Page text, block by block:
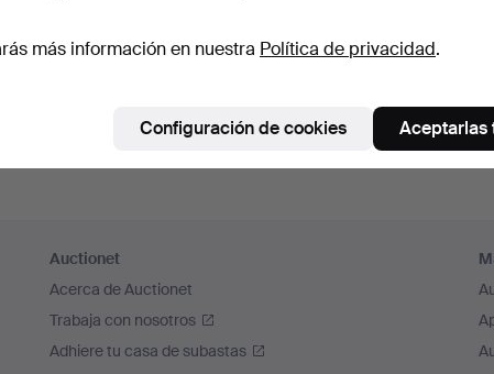
Auctionet
Acerca de Auctionet
Trabaja con nosotros
Adhiere tu casa de subastas
más información en nuestra Política de privacidad.
Configuración de cookies Aceptarlas